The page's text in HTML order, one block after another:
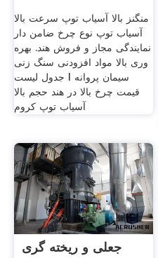
منگنز بالا آسیاب توپ ‫سرعت بالا
آسیاب توپ نوع چرخ ضامن دار
نمایندگی مجاز و فروش هند. بهره
وری بالا مواد افزودنی سنگ زنی
سیمان پروانه l جدول لیست
قیمت چرخ بالا در هند حجم بالا
آسیاب توپ کروم
جعلی و ریخته گری